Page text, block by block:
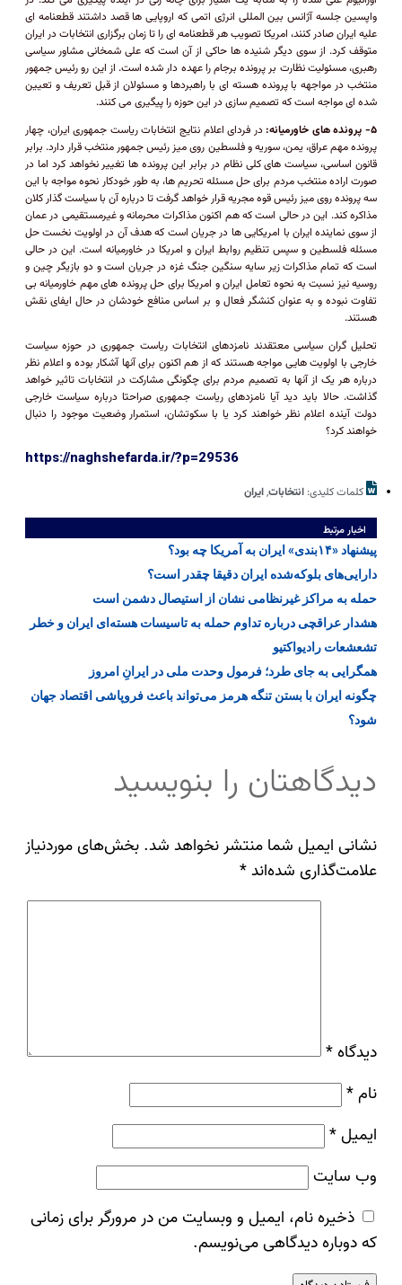
واپسین جلسه آژانس بین المللی انرژی اتمی که اروپایی ها قصد داشتند قطعنامه ای
علیه ایران صادر کنند، امریکا تصویب هر قطعنامه ای را تا زمان برگزاری انتخابات در ایران
متوقف کرد. از سوی دیگر شنیده ها حاکی از آن است که علی شمخانی مشاور سیاسی
رهبری، مسئولیت نظارت بر پرونده برجام را عهده دار شده است. از این رو رئیس جمهور
منتخب در مواجهه با پرونده هسته ای با راهبردها و مسئولان از قبل تعریف و تعیین
شده ای مواجه است که تصمیم سازی در این حوزه را پیگیری می کنند.
۵- پرونده های خاورمیانه:
در فردای اعلام نتایج انتخابات ریاست جمهوری ایران، چهار
پرونده مهم عراق، یمن، سوریه و فلسطین روی میز رئیس جمهور منتخب قرار دارد. برابر
قانون اساسی، سیاست های کلی نظام در برابر این پرونده ها تغییر نخواهد کرد اما در
صورت اراده منتخب مردم برای حل مسئله تحریم ها، به طور خودکار نحوه مواجه با این
سه پرونده روی میز رئیس قوه مجریه قرار خواهد گرفت تا درباره آن با سیاست گذار کلان
مذاکره کند. این در حالی است که هم اکنون مذاکرات محرمانه و غیرمستقیمی در عمان
از سوی نماینده ایران با امریکایی ها در جریان است که هدف آن در اولویت نخست حل
مسئله فلسطین و سپس تنظیم روابط ایران و امریکا در خاورمیانه است. این در حالی
است که تمام مذاکرات زیر سایه سنگین جنگ غزه در جریان است و دو بازیگر چین و
روسیه نیز نسبت به نحوه تعامل ایران و امریکا برای حل پرونده های مهم خاورمیانه بی
تفاوت نبوده و به عنوان کنشگر فعال و بر اساس منافع خودشان در حال ایفای نقش
هستند.
تحلیل گران سیاسی معتقدند نامزدهای انتخابات ریاست جمهوری در حوزه سیاست
خارجی با اولویت هایی مواجه هستند که از هم اکنون برای آنها آشکار بوده و اعلام نظر
درباره هر یک از آنها به تصمیم مردم برای چگونگی مشارکت در انتخابات تاثیر خواهد
گذاشت. حالا باید دید آیا نامزدهای ریاست جمهوری صراحتا درباره سیاست خارجی
دولت آینده اعلام نظر خواهند کرد یا با سکوتشان، استمرار وضعیت موجود را دنبال
خواهند کرد؟
https://naghshefarda.ir/?p=29536
کلمات کلیدی: انتخابات,ایران
اخبار مرتبط
پیشنهاد «۱۴بندی» ایران به آمریکا چه بود؟
دارایی‌های بلوکه‌شده ایران دقیقا چقدر است؟
حمله به مراکز غیرنظامی نشان از استیصال دشمن است
هشدار عراقچی درباره تداوم حمله به تاسیسات هسته‌ای ایران و خطر
تشعشعات رادیواکتیو
همگرایی به جای طرد؛ فرمول وحدت ملی در ایرانِ امروز
چگونه ایران با بستن تنگه هرمز می‌تواند باعث فروپاشی اقتصاد جهان
شود؟
دیدگاهتان را بنویسید
نشانی ایمیل شما منتشر نخواهد شد. بخش‌های موردنیاز
علامت‌گذاری شده‌اند*
دیدگاه *
نام*
ایمیل*
وب‌ سایت
ذخیره نام، ایمیل و وبسایت من در مرورگر برای زمانی
که دوباره دیدگاهی می‌نویسم.